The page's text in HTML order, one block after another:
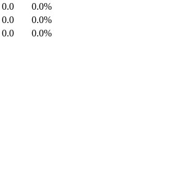
0.0
0.0%
0.0
0.0%
0.0
0.0%